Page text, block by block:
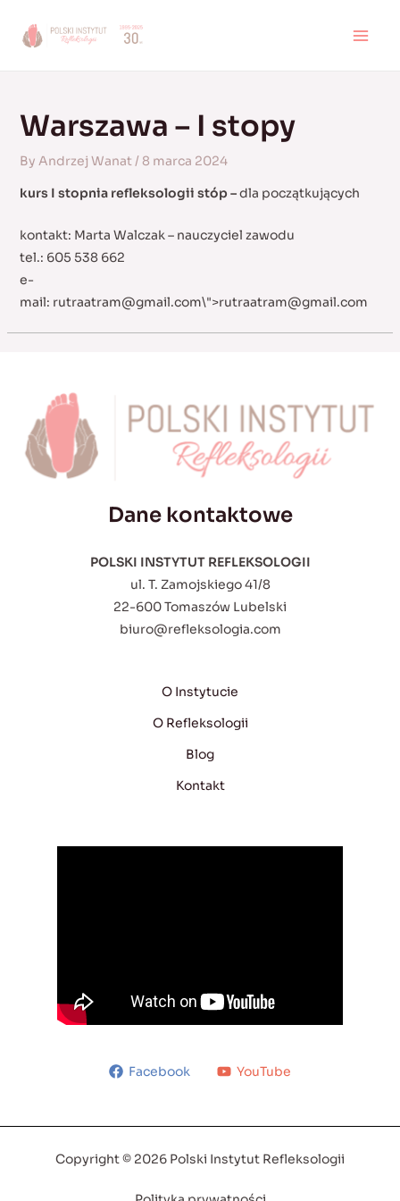
Warszawa – I stopy
By Andrzej Wanat/ 8 marca 2024
kurs I stopnia refleksologii stóp –dla początkujących
kontakt: Marta Walczak – nauczyciel zawodu
tel.: 605 538 662
e-
mail: rutraatram@gmail.com\">rutraatram@gmail.com
Dane kontaktowe
POLSKI INSTYTUT REFLEKSOLOGII
ul. T. Zamojskiego 41/8
22-600 Tomaszów Lubelski
biuro@refleksologia.com
O Instytucie
O Refleksologii
Blog
Kontakt
Facebook YouTube
Copyright © 2026 Polski Instytut Refleksologii